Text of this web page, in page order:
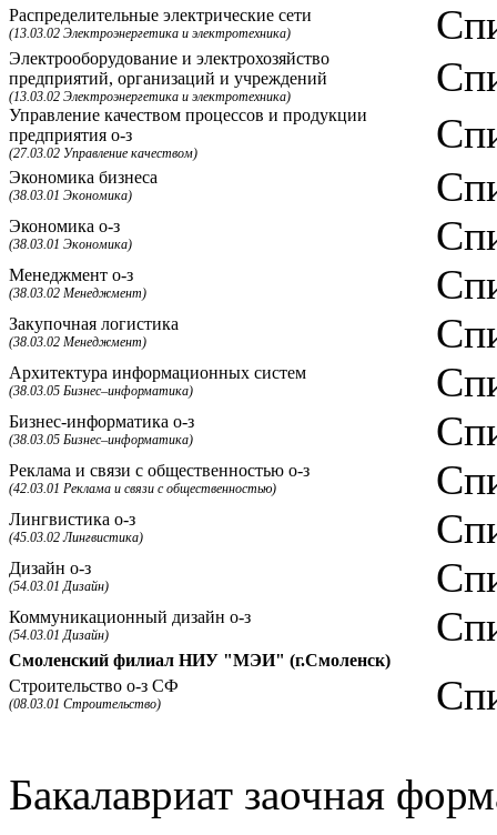
Распределительные электрические сети
(13.03.02 Электроэнергетика и электротехника)
Электрооборудование и электрохозяйство
предприятий, организаций и учреждений
(13.03.02 Электроэнергетика и электротехника)
Управление качеством процессов и продукции
предприятия о-з
(27.03.02 Управление качеством)
Экономика бизнеса
(38.03.01 Экономика)
Экономика о-з
(38.03.01 Экономика)
Менеджмент о-з
(38.03.02 Менеджмент)
Закупочная логистика
(38.03.02 Менеджмент)
Архитектура информационных систем
(38.03.05 Бизнес–информатика)
Бизнес-информатика о-з
(38.03.05 Бизнес–информатика)
Реклама и связи с общественностью о-з
(42.03.01 Реклама и связи с общественностью)
Лингвистика о-з
(45.03.02 Лингвистика)
Дизайн о-з
(54.03.01 Дизайн)
Коммуникационный дизайн о-з
(54.03.01 Дизайн)
Смоленский филиал НИУ "МЭИ" (г.Смоленск)
Строительство о-з СФ
(08.03.01 Строительство)
Бакалавриат заочная